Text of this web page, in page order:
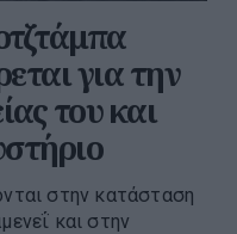
για την
του και
στην κατάσταση
και στην